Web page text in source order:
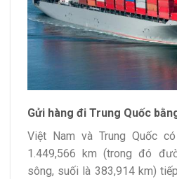
Gửi hàng đi Trung Quốc
Việt Nam và Trung Quốc
1.449,566 km (trong đó
sông, suối là 383,914 km)